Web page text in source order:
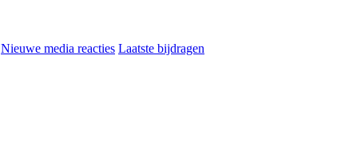
Nieuwe media reacties Laatste bijdragen